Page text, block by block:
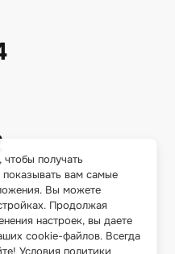
получать
показывать вам самые
Вы можете
Продолжая
настроек, вы даете
cookie-файлов. Всегда
Условия политики